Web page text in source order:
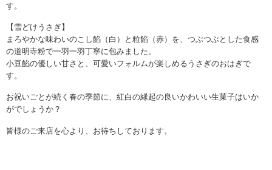
す。
【雪どけうさぎ】
まろやかな味わいのこし餡（白）と粒餡（赤）を、つぶつぶとした食感
の道明寺粉で一羽一羽丁寧に包みました。
小豆餡の優しい甘さと、可愛いフォルムが楽しめるうさぎのおはぎで
す。
お祝いごとが続く春の季節に、紅白の縁起の良いかわいい生菓子はいか
がでしょうか？
皆様のご来店を心より、お待ちしております。